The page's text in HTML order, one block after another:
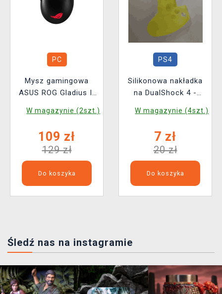
PC
Mysz gamingowa
ASUS ROG Gladius II
W magazynie (2szt.)
109 zł
129 zł
Do koszyka
PS4
Silikonowa nakładka
na DualShock 4 -
W magazynie (4szt.)
7 zł
20 zł
Do koszyka
Śledź nas na instagramie